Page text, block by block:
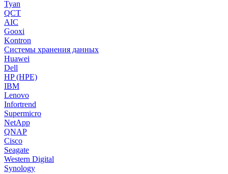
Tyan
QCT
AIC
Gooxi
Kontron
Системы хранения данных
Huawei
Dell
HP (HPE)
IBM
Lenovo
Infortrend
Supermicro
NetApp
QNAP
Cisco
Seagate
Western Digital
Synology